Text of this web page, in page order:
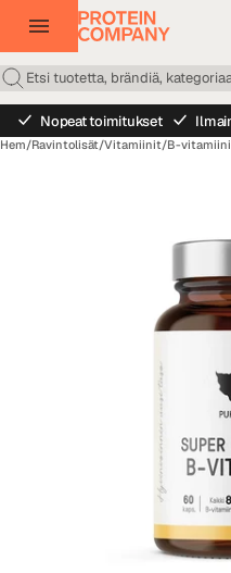
Nopeat toimitukset
Hem/Ravintolisät/Vitamiinit/B-vitamiini